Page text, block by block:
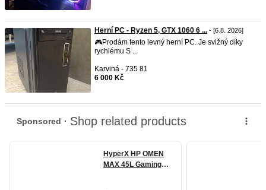
Herní PC - Ryzen 5, GTX 1060 6 ... - [6.8. 2026]
🎮Prodám tento levný herní PC. Je svižný díky
rychlému S ...
Karviná - 735 81
6 000 Kč